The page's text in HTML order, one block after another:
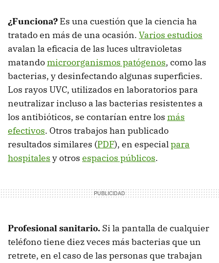
¿Funciona? Es una cuestión que la ciencia ha
tratado en más de una ocasión. Varios estudios
avalan la eficacia de las luces ultravioletas
matandomicroorganismos patógenos, como las
bacterias, y desinfectando algunas superficies.
Los rayos UVC, utilizados en laboratorios para
neutralizar incluso a las bacterias resistentes a
los antibióticos, se contarían entre los más
efectivos. Otros trabajos han publicado
resultados similares (PDF), en especialpara
hospitales y otros espacios públicos.
Profesional sanitario. Si la pantalla de cualquier
teléfono tiene diez veces más bacterias que un
retrete, en el caso de las personas que trabajan